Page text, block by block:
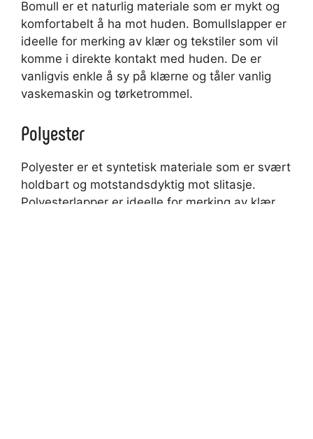
Bomull er et naturlig materiale som er mykt og
komfortabelt å ha mot huden. Bomullslapper er
ideelle for merking av klær og tekstiler som vil
komme i direkte kontakt med huden. De er
vanligvis enkle å sy på klærne og tåler vanlig
vaskemaskin og tørketrommel.
Polyester
Polyester er et syntetisk materiale som er svært
holdbart og motstandsdyktig mot slitasje.
Polyesterlapper er ideelle for merking av klær